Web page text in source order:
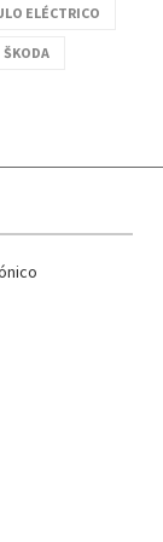
ELÉCTRICO
ŠKODA